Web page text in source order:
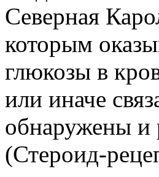
Северная
которым
глюкозы в
или иначе
обнаружены и
(Стероид-